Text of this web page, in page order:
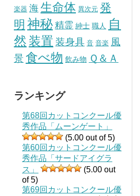
楽器 海 生命体 異次元 発
明 神秘精霊 紳士 職人 自
然 装置 装身具 音 音楽 風
景 食べ物 飲み物 Ｑ＆Ａ
ランキング
第68回カットコンクール優
秀作品「ムーンゲート」
(5.00 out of 5)
第60回カットコンクール優
秀作品「サードアイグラ
ス」
(5.00 out
of 5)
第69回カットコンクール優